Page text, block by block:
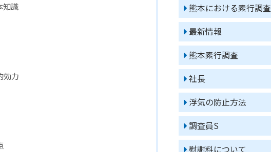
知識
効力
熊本における素行調査
最新情報
熊本素行調査
社長
浮気の防止方法
調査員S
慰謝料について